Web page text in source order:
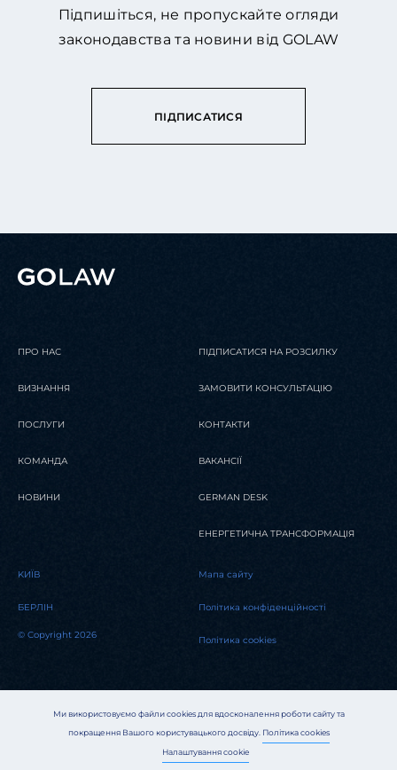
Підпишіться, не пропускайте огляди
законодавства та новини від GOLAW
ПІДПИСАТИСЯ
Ми використовуємо файли cookies для вдосконалення роботи сайту та
покращення Вашого користувацького досвіду. Політика cookies
Налаштування cookie
ПРО НАС
ВИЗНАННЯ
ПОСЛУГИ
КОМАНДА
НОВИНИ
ПІДПИСАТИСЯ НА РОЗСИЛКУ
ЗАМОВИТИ КОНСУЛЬТАЦІЮ
КОНТАКТИ
ВАКАНСІЇ
GERMAN DESK
ЕНЕРГЕТИЧНА ТРАНСФОРМАЦІЯ
KИЇВ
БЕРЛІН
© Copyright 2026
Мапа сайту
Політика конфіденційності
Політика cookies